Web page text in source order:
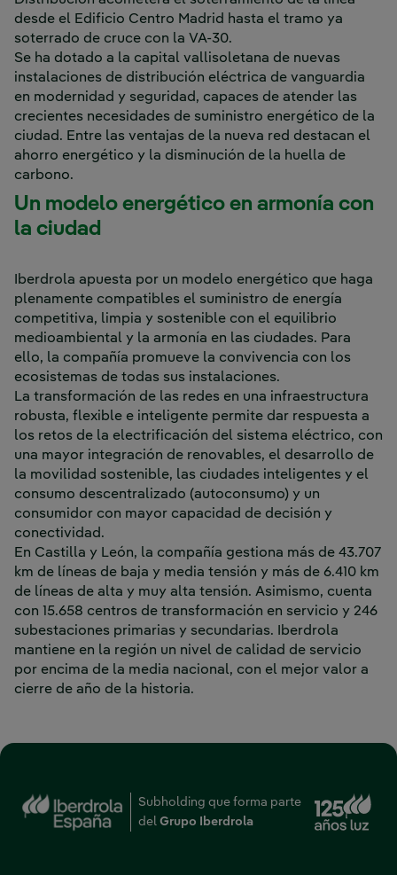
desde el Edificio Centro Madrid hasta el tramo ya
soterrado de cruce con la VA-30.
Se ha dotado a la capital vallisoletana de nuevas
instalaciones de distribución eléctrica de vanguardia
en modernidad y seguridad, capaces de atender las
crecientes necesidades de suministro energético de la
ciudad. Entre las ventajas de la nueva red destacan el
ahorro energético y la disminución de la huella de
carbono.
Un modelo energético en armonía con
la ciudad
Iberdrola apuesta por un modelo energético que haga
plenamente compatibles el suministro de energía
competitiva, limpia y sostenible con el equilibrio
medioambiental y la armonía en las ciudades. Para
ello, la compañía promueve la convivencia con los
ecosistemas de todas sus instalaciones.
La transformación de las redes en una infraestructura
robusta, flexible e inteligente permite dar respuesta a
los retos de la electrificación del sistema eléctrico, con
una mayor integración de renovables, el desarrollo de
la movilidad sostenible, las ciudades inteligentes y el
consumo descentralizado (autoconsumo) y un
consumidor con mayor capacidad de decisión y
conectividad.
En Castilla y León, la compañía gestiona más de 43.707
km de líneas de baja y media tensión y más de 6.410 km
de líneas de alta y muy alta tensión. Asimismo, cuenta
con 15.658 centros de transformación en servicio y 246
subestaciones primarias y secundarias. Iberdrola
mantiene en la región un nivel de calidad de servicio
por encima de la media nacional, con el mejor valor a
cierre de año de la historia.
Subholding que forma parte
del Grupo Iberdrola